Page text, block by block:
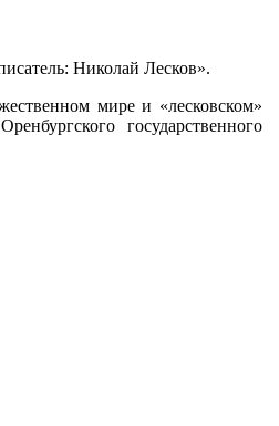
Николай Лесков».
мире и «лесковском»
государственного